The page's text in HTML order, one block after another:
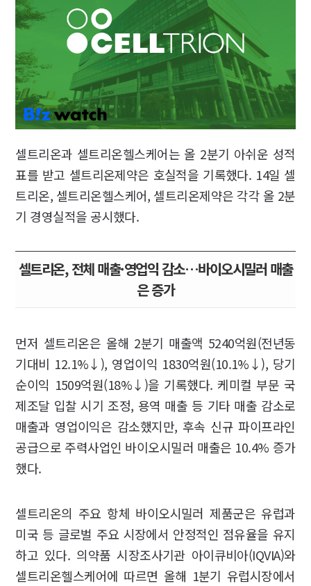
셀트리온과 셀트리온헬스케어는 올 2분기 아쉬운 성적
표를 받고 셀트리온제약은 호실적을 기록했다. 14일 셀
트리온, 셀트리온헬스케어, 셀트리온제약은 각각 올 2분
기 경영실적을 공시했다.
셀트리온, 전체 매출·영업익 감소…바이오시밀러 매출
은 증가
먼저 셀트리온은 올해 2분기 매출액 5240억원(전년동
기대비 12.1%↓), 영업이익 1830억원(10.1%↓), 당기
순이익 1509억원(18%↓)을 기록했다. 케미컬 부문 국
제조달 입찰 시기 조정, 용역 매출 등 기타 매출 감소로
매출과 영업이익은 감소했지만, 후속 신규 파이프라인
공급으로 주력사업인 바이오시밀러 매출은 10.4% 증가
했다.
셀트리온의 주요 항체 바이오시밀러 제품군은 유럽과
미국 등 글로벌 주요 시장에서 안정적인 점유율을 유지
하고 있다. 의약품 시장조사기관 아이큐비아(IQVIA)와
셀트리온헬스케어에 따르면 올해 1분기 유럽시장에서